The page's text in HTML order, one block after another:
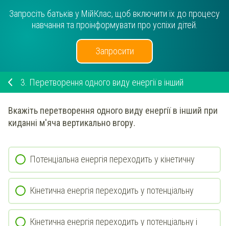
Запросіть батьків у МійКлас, щоб включити їх до процесу
навчання та проінформувати про успіхи дітей.
Запросити
3. Перетворення одного виду енергії в інший
Вкажіть перетворення одного виду енергії в інший при
киданні м'яча вертикально вгору.
Потенціальна енергія переходить у кінетичну
Кінетична енергія переходить у потенціальну
Кінетична енергія переходить у потенціальну і